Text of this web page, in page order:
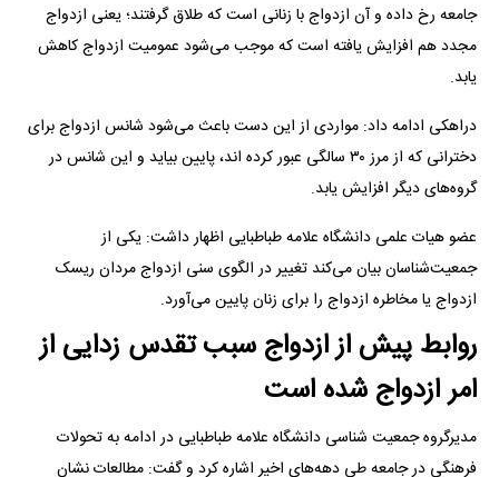
جامعه رخ داده و آن ازدواج با زنانی است که طلاق گرفتند؛ یعنی ازدواج
مجدد هم افزایش یافته است که موجب می‌شود عمومیت ازدواج کاهش
یابد.
دراهکی ادامه داد: مواردی از این دست باعث می‌شود شانس ازدواج برای
دخترانی که از مرز ۳۰ سالگی عبور کرده اند، پایین بیاید و این شانس در
گروه‌های دیگر افزایش یابد.
عضو هیات علمی دانشگاه علامه طباطبایی اظهار داشت: یکی از
جمعیت‌شناسان بیان می‌کند تغییر در الگوی سنی ازدواج مردان ریسک
ازدواج یا مخاطره ازدواج را برای زنان پایین می‌آورد.
روابط پیش از ازدواج سبب تقدس زدایی از
امر ازدواج شده است
مدیرگروه جمعیت شناسی دانشگاه علامه طباطبایی در ادامه به تحولات
فرهنگی در جامعه طی دهه‌های اخیر اشاره کرد و گفت: مطالعات نشان